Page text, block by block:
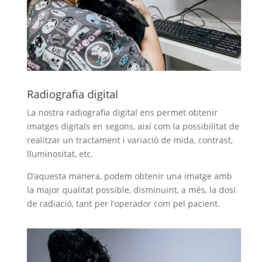
Radiografia digital
La nostra radiografia digital ens permet obtenir
imatges digitals en segons, així com la possibilitat de
realitzar un tractament i variació de mida, contrast,
lluminositat, etc.
D’aquesta manera, podem obtenir una imatge amb
la major qualitat possible, disminuint, a més, la dosi
de radiació, tant per l’operador com pel pacient.